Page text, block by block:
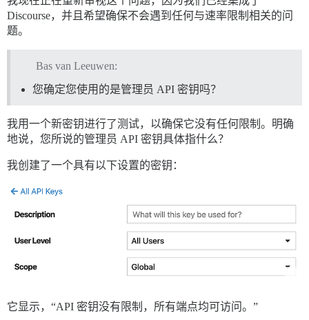
Discourse，并且希望确保不会遇到任何与速率限制相关的问
题。
Bas van Leeuwen:
您确定您使用的是管理员 API 密钥吗？
我用一个新密钥进行了测试，以确保它没有任何限制。明确
地说，您所说的管理员 API 密钥具体指什么？
我创建了一个具有以下设置的密钥：
它显示，“API 密钥没有限制，所有端点均可访问。”